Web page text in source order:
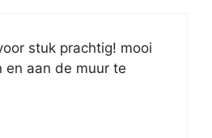
stuk prachtig! mooi
en aan de muur te